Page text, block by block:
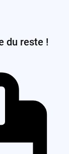
du reste !